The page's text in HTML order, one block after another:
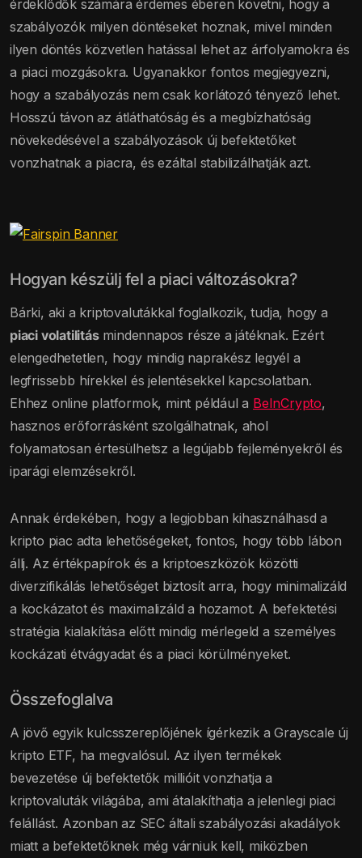
érdeklődők számára érdemes éberen követni, hogy a
szabályozók milyen döntéseket hoznak, mivel minden
ilyen döntés közvetlen hatással lehet az árfolyamokra és
a piaci mozgásokra. Ugyanakkor fontos megjegyezni,
hogy a szabályozás nem csak korlátozó tényező lehet.
Hosszú távon az átláthatóság és a megbízhatóság
növekedésével a szabályozások új befektetőket
vonzhatnak a piacra, és ezáltal stabilizálhatják azt.
Hogyan készülj fel a piaci változásokra?
Bárki, aki a kriptovalutákkal foglalkozik, tudja, hogy a
piaci volatilitásmindennapos része a játéknak. Ezért
elengedhetetlen, hogy mindig naprakész legyél a
legfrissebb hírekkel és jelentésekkel kapcsolatban.
Ehhez online platformok, mint például a BeInCrypto,
hasznos erőforrásként szolgálhatnak, ahol
folyamatosan értesülhetsz a legújabb fejleményekről és
iparági elemzésekről.
Annak érdekében, hogy a legjobban kihasználhasd a
kripto piac adta lehetőségeket, fontos, hogy több lábon
állj. Az értékpapírok és a kriptoeszközök közötti
diverzifikálás lehetőséget biztosít arra, hogy minimalizáld
a kockázatot és maximalizáld a hozamot. A befektetési
stratégia kialakítása előtt mindig mérlegeld a személyes
kockázati étvágyadat és a piaci körülményeket.
Összefoglalva
A jövő egyik kulcsszereplőjének ígérkezik a Grayscale új
kripto ETF, ha megvalósul. Az ilyen termékek
bevezetése új befektetők millióit vonzhatja a
kriptovaluták világába, ami átalakíthatja a jelenlegi piaci
felállást. Azonban az SEC általi szabályozási akadályok
miatt a befektetőknek még várniuk kell, miközben